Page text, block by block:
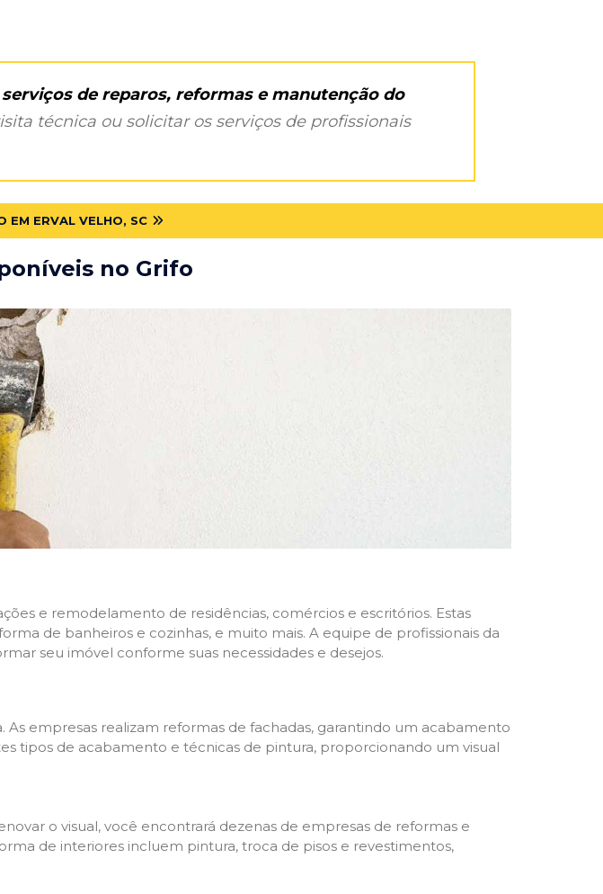
de reparos, reformas e manutenção do
técnica ou solicitar os serviços de profissionais
EM ERVAL VELHO, SC
no Grifo
e remodelamento de residências, comércios e escritórios. Estas
de banheiros e cozinhas, e muito mais. A equipe de profissionais da
seu imóvel conforme suas necessidades e desejos.
empresas realizam reformas de fachadas, garantindo um acabamento
tipos de acabamento e técnicas de pintura, proporcionando um visual
o visual, você encontrará dezenas de empresas de reformas e
de interiores incluem pintura, troca de pisos e revestimentos,